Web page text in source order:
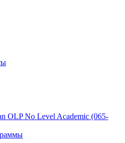
OLP No Level Academic (065-